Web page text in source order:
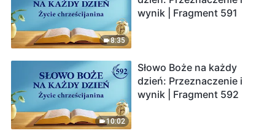
8:35
wynik | Fragment 591
10:02
Słowo Boże na każdy
dzień: Przeznaczenie i
wynik | Fragment 592